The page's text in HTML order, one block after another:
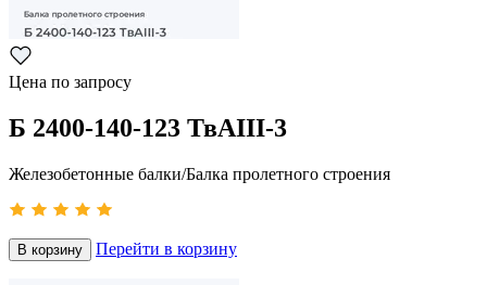
Цена по запросу
Б 2400-140-123 ТвАIII-3
Железобетонные балки/Балка пролетного строения
В корзину Перейти в корзину